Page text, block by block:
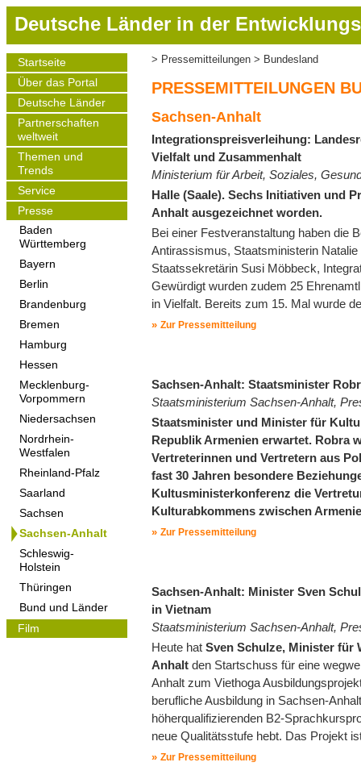
r
Deutsche Länder in der
Main
navigation
Startseite
Über das Portal
Deutsche Länder
Partnerschaften
weltweit
Themen und
Trends
Service
Presse
Baden
Württemberg
Bayern
Berlin
Brandenburg
Bremen
Hamburg
Hessen
Mecklenburg-
Vorpommern
Niedersachsen
Nordrhein-
Westfalen
Rheinland-Pfalz
Saarland
Sachsen
Sachsen-Anhalt
Schleswig-
Holstein
Thüringen
Bund und Länder
Film
Pfadnavigation
Pressemitteilungen Bundesland
PRESSEMITTEILUNGEN
Sachsen-Anhalt
Integrationspreisverleihung:
Vielfalt und Zusammenhalt
Ministerium für Arbeit, Soziales,
Halle (Saale). Sechs Initiativen und
Anhalt ausgezeichnet worden.
Bei einer Festveranstaltung haben die
Antirassismus, Staatsministerin
Staatssekretärin Susi Möbbeck,
Gewürdigt wurden zudem 25
in Vielfalt. Bereits zum 15. Mal wurde
Zur Pressemitteilung
Sachsen-Anhalt: Staatsminister
Staatsministerium Sachsen-Anhalt,
Staatsminister und Minister für
Republik Armenien erwartet. Robra
Vertreterinnen und Vertretern aus
fast 30 Jahren besondere
Kultusministerkonferenz die
Kulturabkommens zwischen
Zur Pressemitteilung
Sachsen-Anhalt: Minister Sven
in Vietnam
Staatsministerium Sachsen-Anhalt,
Heute hat Sven Schulze, Minister für
Anhalt den Startschuss für eine
Anhalt zum Viethoga
berufliche Ausbildung in Sachsen-
höherqualifizierenden B2-
neue Qualitätsstufe hebt. Das Projekt
Zur Pressemitteilung